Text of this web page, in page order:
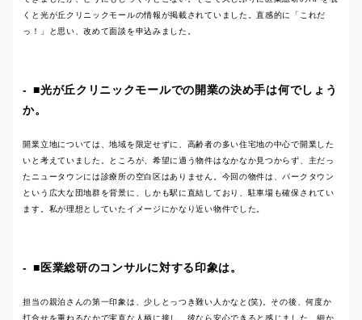
くと光が丘クリニックモールの情報が掲載されていました。直感的に「これだ
っ！」と思い、改めて面談を申込みました。
■光が丘クリニックモールでの開業の決め手は何でしょう
か。
開業立地については、地域を限定せずに、高齢者の多い住宅地の中心で開業した
いと考えていました。ところが、希望に適う物件はなかなか見つからず、主だっ
たニュータウンには診療所の空白区はありません。今回の物件は、パークタウン
という広大な団地群を背景に、しかも駅に直結しており、駐車場も確保されてい
ます。私が理想としていたイメージにかなり近い物件でした。
■医業総研のコンサルに対する印象は。
担当の親泊さんの第一印象は、少しとっつき難い人かなと(笑)。その後、何度か
打合せを重ねるなかで実直な人柄に接し、彼なら安心できると感じました。細か